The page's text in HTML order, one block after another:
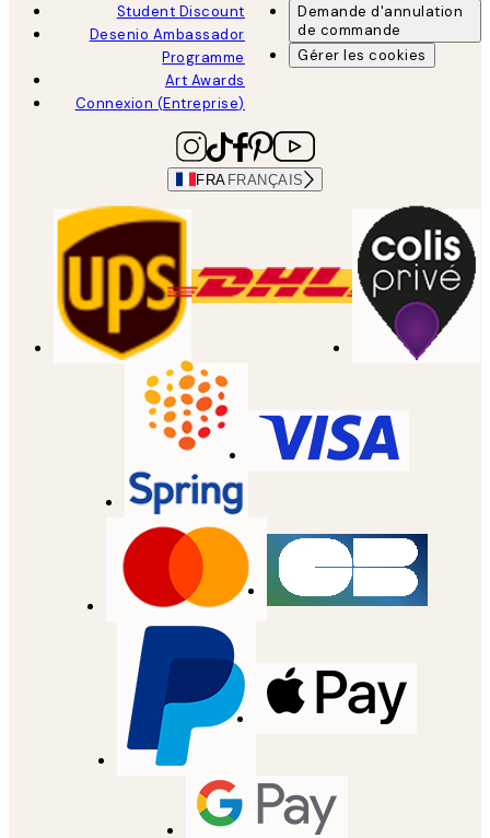
Student Discount
Desenio Ambassador
Programme
Art Awards
Connexion (Entreprise)
Demande d'annulation
de commande
Gérer les cookies
FRA FRANÇAIS